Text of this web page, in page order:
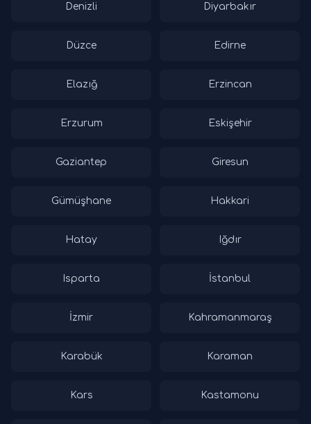
Denizli Diyarbakır
Düzce Edirne
Elazığ Erzincan
Erzurum Eskişehir
Gaziantep Giresun
Gümüşhane Hakkari
Hatay Iğdır
Isparta İstanbul
İzmir Kahramanmaraş
Karabük Karaman
Kars Kastamonu